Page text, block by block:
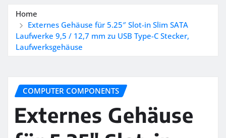
Home
Externes Gehäuse für 5.25″ Slot-in Slim SATA
Laufwerke 9,5 / 12,7 mm zu USB Type-C Stecker,
Laufwerksgehäuse
COMPUTER COMPONENTS
Externes Gehäuse